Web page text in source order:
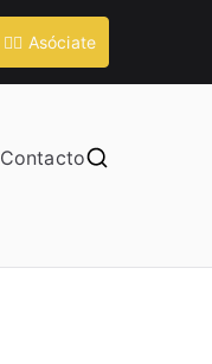
💁‍♀️ Asóciate
Contacto